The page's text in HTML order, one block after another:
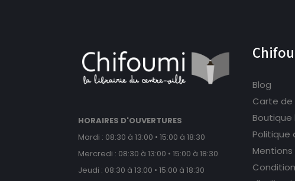
HORAIRES D'OUVERTURES
Mardi : 08:30 à 13:00 • 15:00 à 18:30
Mercredi : 08:30 à 13:00 • 15:00 à 18:30
Jeudi : 08:30 à 13:00 • 15:00 à 18:30
Blog
Carte
Boutique
Politique